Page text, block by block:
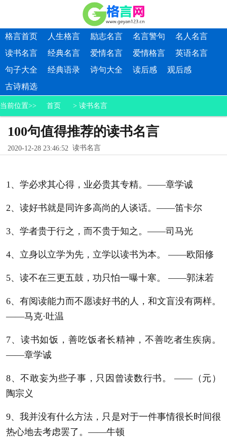
格言首页 人生格言 励志名言 名言警句
名人名言
读书名言
经典名言 爱情名言 爱情格言
英语名言
句子大全
经典语录 诗句大全 读后感
观后感
古诗精选
当前位置>> 首页 > 读书名言
100句值得推荐的读书名言
2020-12-28 23:46:52 读书名言
1、学必求其心得，业必贵其专精。——章学诚
2、读好书就是同许多高尚的人谈话。——笛卡尔
3、学者贵于行之，而不贵于知之。——司马光
4、立身以立学为先，立学以读书为本。 ——欧阳修
5、读不在三更五鼓，功只怕一曝十寒。 ——郭沫若
6、有阅读能力而不愿读好书的人，和文盲没有两样。
——马克·吐温
7、读书如饭，善吃饭者长精神，不善吃者生疾病。
——章学诚
8、不敢妄为些子事，只因曾读数行书。 ——（元）
陶宗义
9、我并没有什么方法，只是对于一件事情很长时间很
热心地去考虑罢了。——牛顿